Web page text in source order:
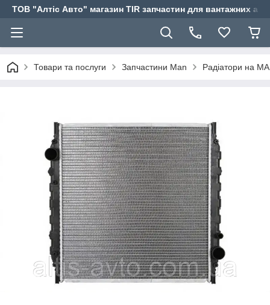
ТОВ "Алтіс Авто" магазин TIR запчастин для вантажних
Товари та послуги Запчастини Man Радіатори на